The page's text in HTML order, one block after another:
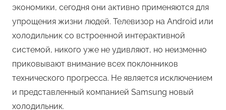
экономики, сегодня они активно применяются для
упрощения жизни людей. Телевизор на Android или
холодильник со встроенной интерактивной
системой, никого уже не удивляют, но неизменно
приковывают внимание всех поклонников
технического прогресса. Не является исключением
и представленный компанией Samsung новый
холодильник.